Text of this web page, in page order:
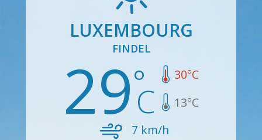
LUXEMBOURG
FINDEL
29 30°C
13°C
7 km/h